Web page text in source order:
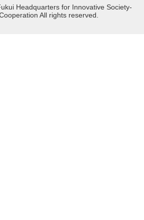
Headquarters for Innovative Society-
All rights reserved.